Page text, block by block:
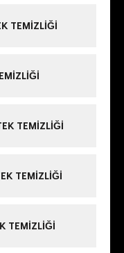
TEMIZLIĞI
TEMIZLIĞI
TEMIZLIĞI
TEMIZLIĞI